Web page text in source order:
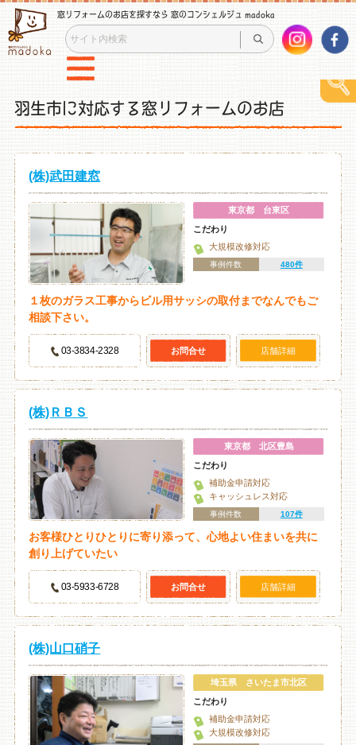
窓リフォームのお店を探すなら 窓のコンシェルジュ madoka
羽生市に対応する窓リフォームのお店
(株)武田建窓
東京都 台東区
こだわり
大規模改修対応
事例件数 480件
１枚のガラス工事からビル用サッシの取付までなんでもご
相談下さい。
03-3834-2328 お問合せ 店舗詳細
(株)ＲＢＳ
東京都 北区豊島
こだわり
補助金申請対応
キャッシュレス対応
事例件数 107件
お客様ひとりひとりに寄り添って、心地よい住まいを共に
創り上げていたい
03-5933-6728 お問合せ 店舗詳細
(株)山口硝子
埼玉県 さいたま市北区
こだわり
補助金申請対応
大規模改修対応